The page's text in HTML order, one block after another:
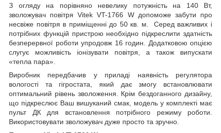
З огляду на порівняно невелику потужність на 140 Вт,
зволожувач повітря Vitek VT-1766 W допоможе забути про
несвіже повітря в приміщенні до 50 кв. м. Серед важливих і
потрібних функцій пристрою необхідно підкреслити здатність
безперервної роботи упродовж 16 годин. Додатковою опцією
слугує можливість іонізувати повітря, а також випускати
«тепла пара».
Виробник передбачив у приладі наявність регулятора
вологості та гігростата, який дає змогу встановлювати
оптимальний рівень зволоження. Крім бездоганного дизайну,
що підкреслює Ваш вишуканий смак, модель у комплекті має
пульт ДК для встановлення потрібного режиму роботи.
Використовувати зволожувач дуже просто та зручно.